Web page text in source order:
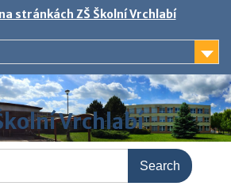
stránkách ZŠ Školní Vrchlabí
Vrchlabí